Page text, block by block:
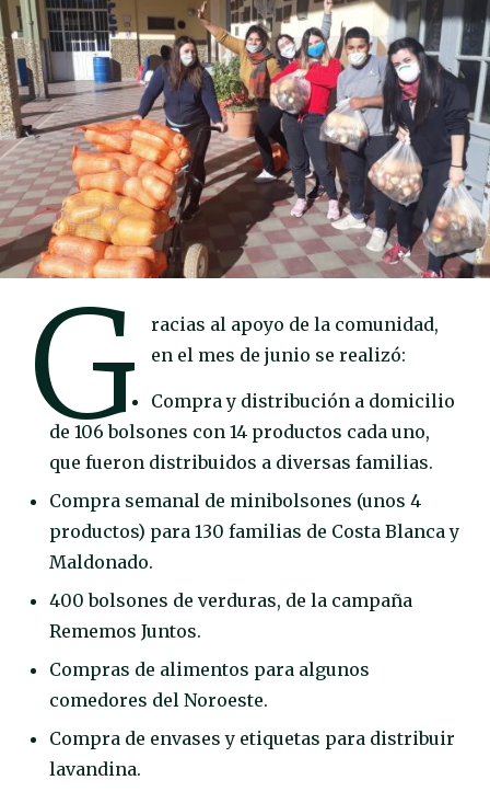
G
racias al apoyo de la comunidad,
en el mes de junio se realizó:
Compra y distribución a domicilio
de 106 bolsones con 14 productos cada uno,
que fueron distribuidos a diversas familias.
Compra semanal de minibolsones (unos 4
productos) para 130 familias de Costa Blanca y
Maldonado.
400 bolsones de verduras, de la campaña
Rememos Juntos.
Compras de alimentos para algunos
comedores del Noroeste.
Compra de envases y etiquetas para distribuir
lavandina.